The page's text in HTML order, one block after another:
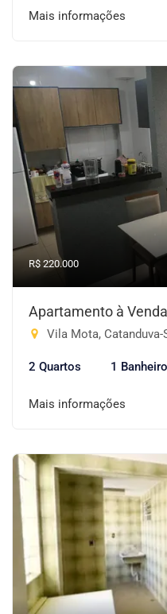
Mais informações
R$ 220.000
Apartamento à
Vila Mota, Catanduva-
2 Quartos 1 Banheiro
Mais informações